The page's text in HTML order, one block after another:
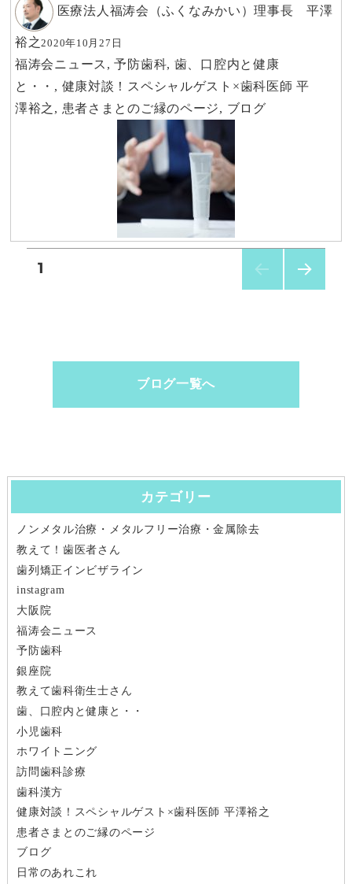
医療法人福涛会（ふくなみかい）理事長 平澤
裕之2020年10月27日
福涛会ニュース ,予防歯科, 歯、口腔内と健康
と・・ , 健康対談！スペシャルゲスト×歯科医師 平
澤裕之 , 患者さまとのご縁のページ, ブログ
1
ブログ一覧へ
カテゴリー
ノンメタル治療・メタルフリー治療・金属除去
教えて！歯医者さん
歯列矯正インビザライン
instagram
大阪院
福涛会ニュース
予防歯科
銀座院
教えて歯科衛生士さん
歯、口腔内と健康と・・
小児歯科
ホワイトニング
訪問歯科診療
歯科漢方
健康対談！スペシャルゲスト×歯科医師 平澤裕之
患者さまとのご縁のページ
ブログ
日常のあれこれ